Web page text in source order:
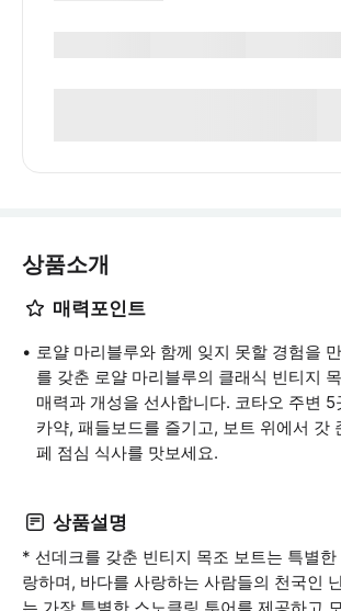
상품소개
매력포인트
로얄 마리블루와 함께 잊지 못할 경험을
를 갖춘 로얄 마리블루의 클래식 빈티지
매력과 개성을 선사합니다. 코타오 주변 5
카약, 패들보드를 즐기고, 보트 위에서 갓
페 점심 식사를 맛보세요.
상품설명
* 선데크를 갖춘 빈티지 목조 보트는 특별
랑하며, 바다를 사랑하는 사람들의 천국인